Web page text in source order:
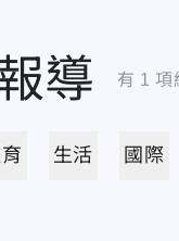
導 有 1 項
生活 國際